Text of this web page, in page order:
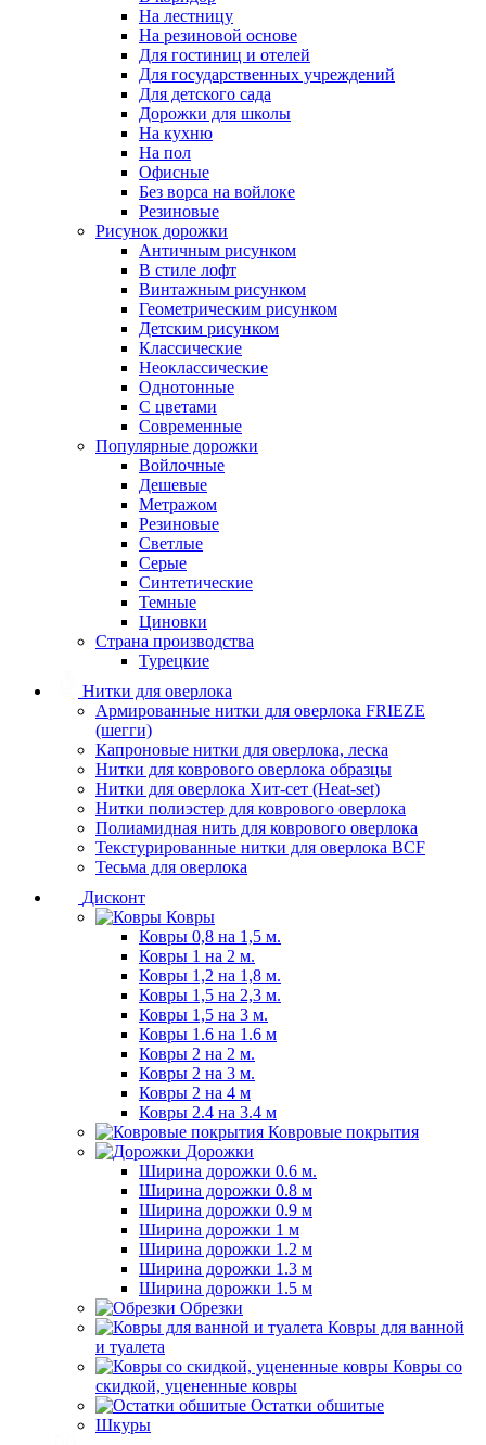
На лестницу
На резиновой основе
Для гостиниц и отелей
Для государственных учреждений
Для детского сада
Дорожки для школы
На кухню
На пол
Офисные
Без ворса на войлоке
Резиновые
Рисунок дорожки
Античным рисунком
В стиле лофт
Винтажным рисунком
Геометрическим рисунком
Детским рисунком
Классические
Неоклассические
Однотонные
С цветами
Современные
Популярные дорожки
Войлочные
Дешевые
Метражом
Резиновые
Светлые
Серые
Синтетические
Темные
Циновки
Страна производства
Турецкие
Нитки для оверлока
Армированные нитки для оверлока FRIEZE
(шегги)
Капроновые нитки для оверлока, леска
Нитки для коврового оверлока образцы
Нитки для оверлока Хит-сет (Heat-set)
Нитки полиэстер для коврового оверлока
Полиамидная нить для коврового оверлока
Текстурированные нитки для оверлока BCF
Тесьма для оверлока
Дисконт
Ковры
Ковры 0,8 на 1,5 м.
Ковры 1 на 2 м.
Ковры 1,2 на 1,8 м.
Ковры 1,5 на 2,3 м.
Ковры 1,5 на 3 м.
Ковры 1.6 на 1.6 м
Ковры 2 на 2 м.
Ковры 2 на 3 м.
Ковры 2 на 4 м
Ковры 2.4 на 3.4 м
Ковровые покрытия
Дорожки
Ширина дорожки 0.6 м.
Ширина дорожки 0.8 м
Ширина дорожки 0.9 м
Ширина дорожки 1 м
Ширина дорожки 1.2 м
Ширина дорожки 1.3 м
Ширина дорожки 1.5 м
Обрезки
Ковры для ванной
и туалета
Ковры со
скидкой, уцененные ковры
Остатки обшитые
Шкуры